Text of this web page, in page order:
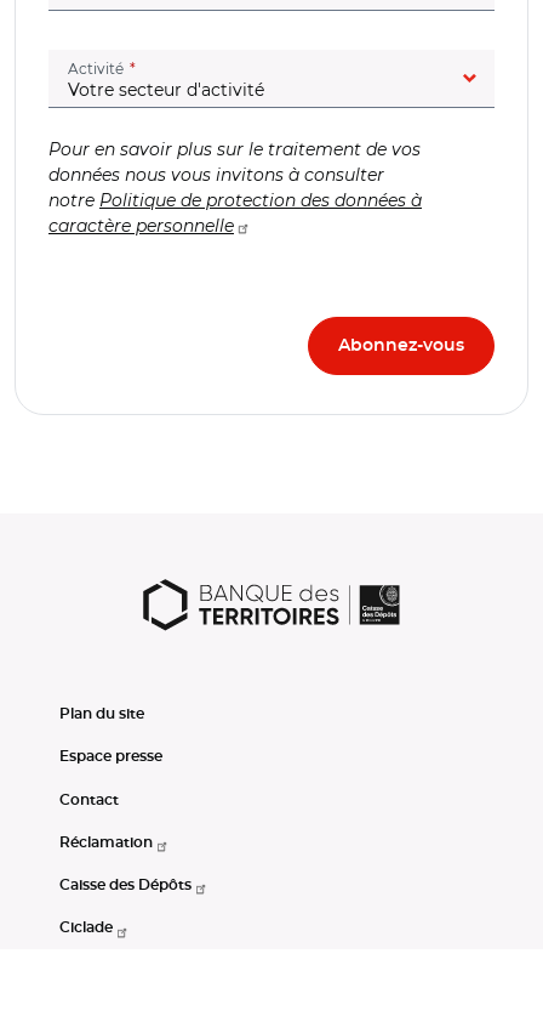
Activité (champ obligatoire)
Pour en savoir plus sur le traitement de vos
données nous vous invitons à consulter
notre Politique de protection des données à
caractère personnelle
Plan du site
Espace presse
Contact
Réclamation
Caisse des Dépôts
Ciclade